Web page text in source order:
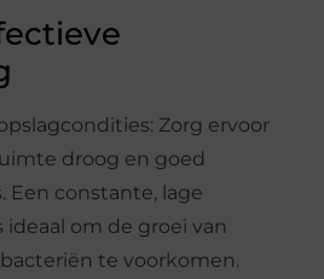
Zorg ervoor
droog en goed
Een constante, lage
om de groei van
te voorkomen.